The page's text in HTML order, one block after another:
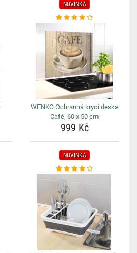
NOVINKA
WENKO Ochranná krycí deska
Café, 60 x 50 cm
999 Kč
NOVINKA